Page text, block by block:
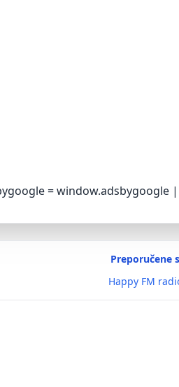
= window.adsbygoogle
Preporučene
Happy FM